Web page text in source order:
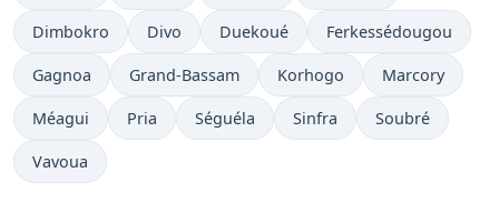
Dimbokro Divo Duekoué Ferkessédougou
Gagnoa Grand-Bassam Korhogo Marcory
Méagui Pria Séguéla Sinfra Soubré
Vavoua